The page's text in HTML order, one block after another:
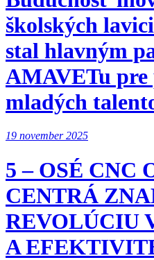
školských
stal hlavným
AMAVETu pre
mladých
19 november 2025
5 – OSÉ CNC
CENTRÁ
REVOLÚCIU
A